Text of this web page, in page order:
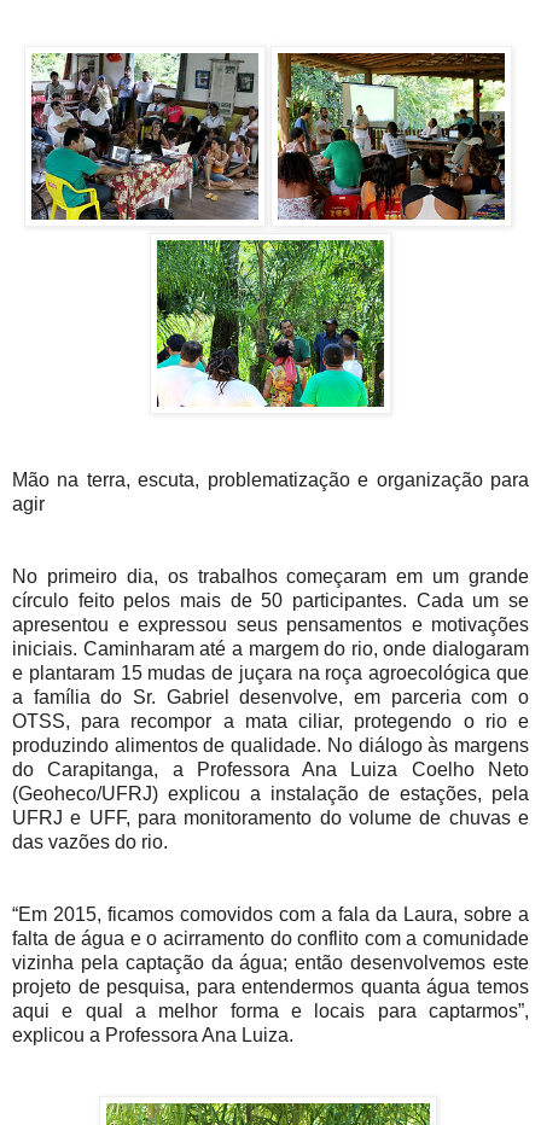
Mão na terra, escuta, problematização e organização para
agir
No primeiro dia, os trabalhos começaram em um grande
círculo feito pelos mais de 50 participantes. Cada um se
apresentou e expressou seus pensamentos e motivações
iniciais. Caminharam até a margem do rio, onde dialogaram
e plantaram 15 mudas de juçara na roça agroecológica que
a família do Sr. Gabriel desenvolve, em parceria com o
OTSS, para recompor a mata ciliar, protegendo o rio e
produzindo alimentos de qualidade. No diálogo às margens
do Carapitanga, a Professora Ana Luiza Coelho Neto
(Geoheco/UFRJ) explicou a instalação de estações, pela
UFRJ e UFF, para monitoramento do volume de chuvas e
das vazões do rio.
“Em 2015, ficamos comovidos com a fala da Laura, sobre a
falta de água e o acirramento do conflito com a comunidade
vizinha pela captação da água; então desenvolvemos este
projeto de pesquisa, para entendermos quanta água temos
aqui e qual a melhor forma e locais para captarmos”,
explicou a Professora Ana Luiza.